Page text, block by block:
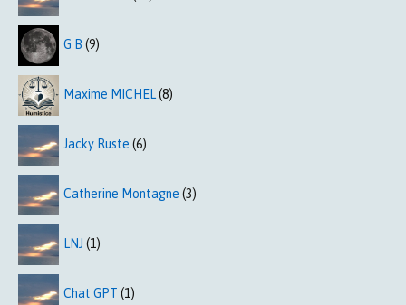
G B (9)
Maxime MICHEL(8)
Jacky Ruste (6)
Catherine Montagne (3)
LNJ (1)
Chat GPT (1)